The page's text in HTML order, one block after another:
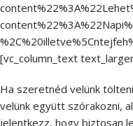
[vc_column_text
Ha szeretnéd velünk
velünk együtt szórakozni,
jelentkezz, hogy biztosan